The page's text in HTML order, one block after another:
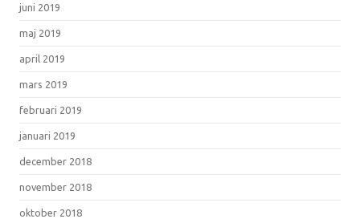
juni 2019
maj 2019
april 2019
mars 2019
februari 2019
januari 2019
december 2018
november 2018
oktober 2018